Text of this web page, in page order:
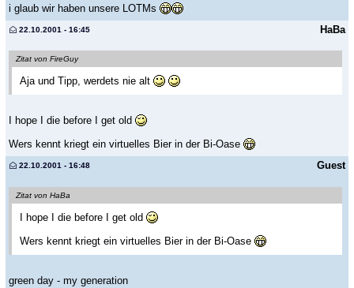
i glaub wir haben unsere LOTMs
HaBa
22.10.2001 - 16:45
Zitat von FireGuy
Aja und Tipp, werdets nie alt
I hope I die before I get old
Wers kennt kriegt ein virtuelles Bier in der Bi-Oase
Guest
22.10.2001 - 16:48
Zitat von HaBa
I hope I die before I get old
Wers kennt kriegt ein virtuelles Bier in der Bi-Oase
green day - my generation